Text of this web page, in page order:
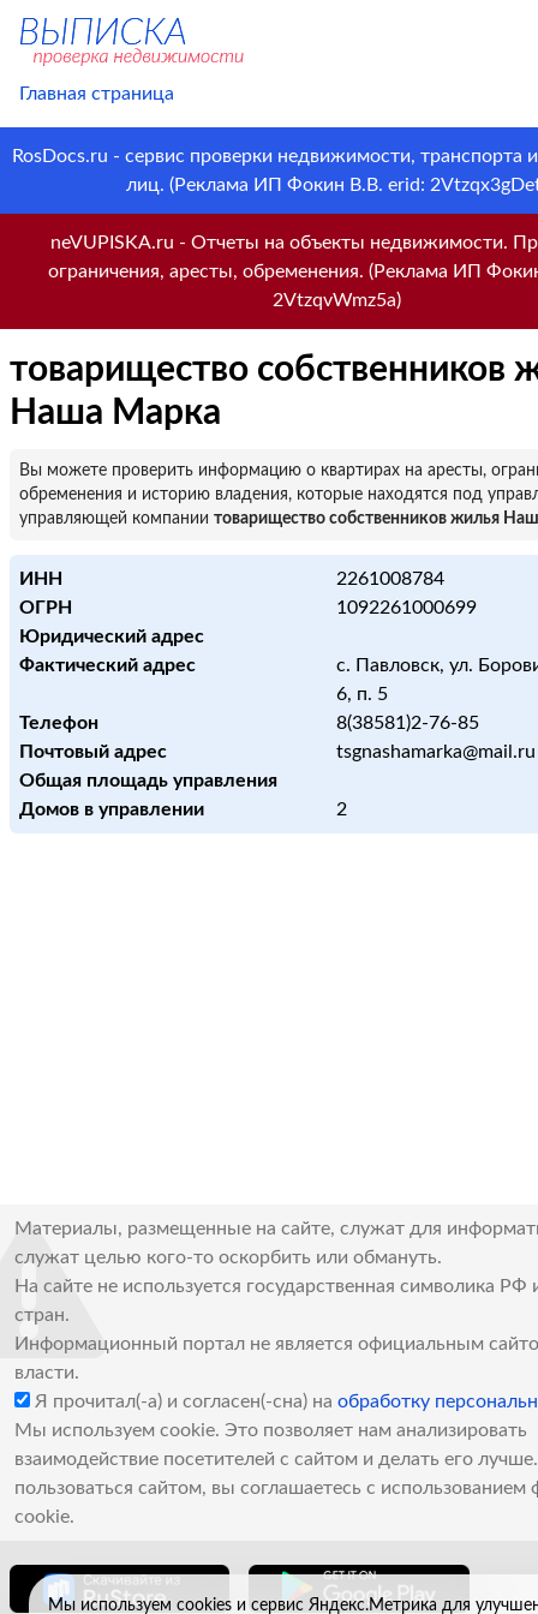
Главная страница
RosDocs.ru - сервис проверки недвижимости, транспорта
лиц. (Реклама ИП Фокин В.В. erid:
neVUPISKA.ru - Отчеты на объекты недвижимости.
ограничения, аресты, обременения. (Реклама ИП
2VtzqvWmz5a)
товарищество собственников
Наша Марка
Вы можете проверить информацию о квартирах на аресты,
обременения и историю владения, которые находятся под
управляющей компании товарищество собственников жилья
ИНН
2261008784
ОГРН
1092261000699
Юридический адрес
Фактический адрес
с. Павловск, ул.
6, п. 5
Телефон
8(38581)2-76-85
Почтовый адрес
tsgnashamarka@mail.ru
Общая площадь управления
Домов в управлении
2
Материалы, размещенные на сайте, служат для
служат целью кого-то оскорбить или обмануть.
На сайте не используется государственная символика РФ
стран.
Информационный портал не является официальным
власти.
Я прочитал(-а) и согласен(-сна) на обработку
Мы используем cookie. Это позволяет нам анализировать
взаимодействие посетителей с сайтом и делать его
пользоваться сайтом, вы соглашаетесь с использованием
cookie.
Мы используем cookies и сервис Яндекс.Метрика для